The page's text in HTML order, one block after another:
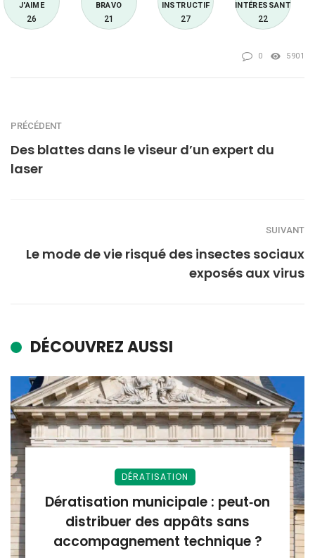
J'AIME
26
BRAVO
21
INSTRUCTIF
27
INTÉRESSANT
22
0 5901
PRÉCÉDENT
Des blattes dans le viseur d’un expert du
laser
SUIVANT
Le mode de vie risqué des insectes sociaux
exposés aux virus
DÉCOUVREZ AUSSI
DÉRATISATION
Dératisation municipale : peut‑on
distribuer des appâts sans
accompagnement technique ?